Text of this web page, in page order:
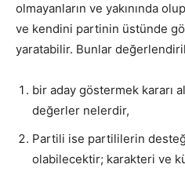
olmayanların ve yakınında
ve kendini partinin üstünde
yaratabilir. Bunlar
bir aday göstermek kararı
değerler nelerdir,
Partili ise partililerin
olabilecektir; karakteri ve